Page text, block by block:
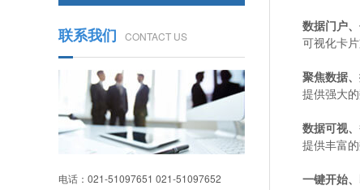
联系我们 CONTACT US
电话：021-51097651 021-51097652
数据门户
可视化卡
聚焦数据
提供强大
数据可视
提供丰富
一键开始